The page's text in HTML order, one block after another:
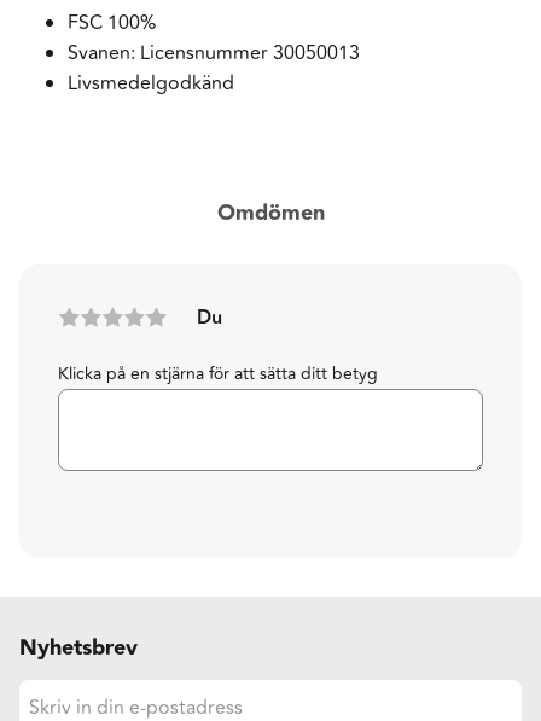
FSC 100%
Svanen: Licensnummer 30050013
Livsmedelgodkänd
Omdömen
Du
Klicka på en stjärna för att sätta ditt betyg
Nyhetsbrev